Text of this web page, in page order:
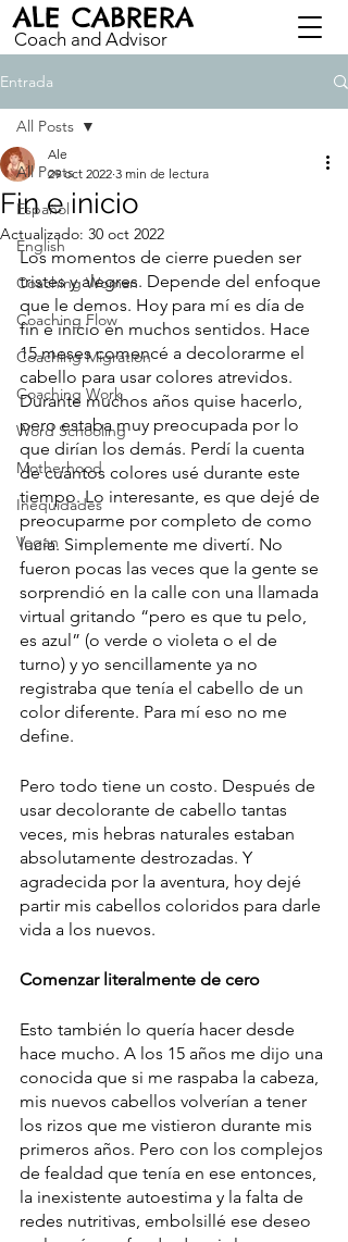
Coach and Advisor
ALE CABRERA
Entrada
All Posts
Español
English
Coaching Woman
Coaching Flow
Coaching Migration
Coaching Work
Word Schooling
Motherhood
Inequidades
Vegan
All Posts
Fin e inicio
Ale
29 oct 2022 3 min de lectura
Actualizado: 30 oct 2022
Los momentos de cierre pueden ser
tristes y alegres. Depende del enfoque
que le demos. Hoy para mí es día de
fin e inicio en muchos sentidos. Hace
15 meses comencé a decolorarme el
cabello para usar colores atrevidos.
Durante muchos años quise hacerlo,
pero estaba muy preocupada por lo
que dirían los demás. Perdí la cuenta
de cuántos colores usé durante este
tiempo. Lo interesante, es que dejé de
preocuparme por completo de como
lucía. Simplemente me divertí. No
fueron pocas las veces que la gente se
sorprendió en la calle con una llamada
virtual gritando “pero es que tu pelo,
es azul” (o verde o violeta o el de
turno) y yo sencillamente ya no
registraba que tenía el cabello de un
color diferente. Para mí eso no me
define.
Pero todo tiene un costo. Después de
usar decolorante de cabello tantas
veces, mis hebras naturales estaban
absolutamente destrozadas. Y
agradecida por la aventura, hoy dejé
partir mis cabellos coloridos para darle
vida a los nuevos.
Comenzar literalmente de cero
Esto también lo quería hacer desde
hace mucho. A los 15 años me dijo una
conocida que si me raspaba la cabeza,
mis nuevos cabellos volverían a tener
los rizos que me vistieron durante mis
primeros años. Pero con los complejos
de fealdad que tenía en ese entonces,
la inexistente autoestima y la falta de
redes nutritivas, embolsillé ese deseo